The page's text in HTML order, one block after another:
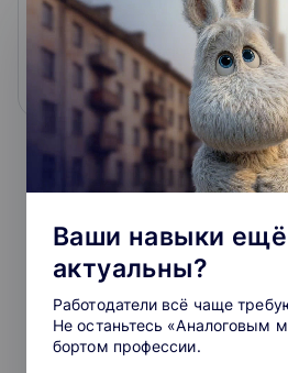
manager
48 000 ₽
Ваши навыки ещё
актуальны?
Работодатели всё чаще
Не останьтесь «Аналоговым
бортом профессии.